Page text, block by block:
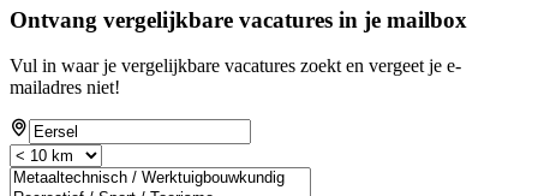
Ontvang vergelijkbare vacatures in je mailbox
Vul in waar je vergelijkbare vacatures zoekt en vergeet je e-
mailadres niet!